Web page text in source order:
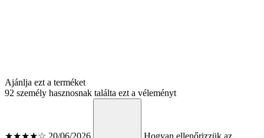
Ajánlja ezt a terméket
92 személy hasznosnak találta ezt a véleményt
★★★★☆ 20/06/2026 Hogyan ellenőrizzük az